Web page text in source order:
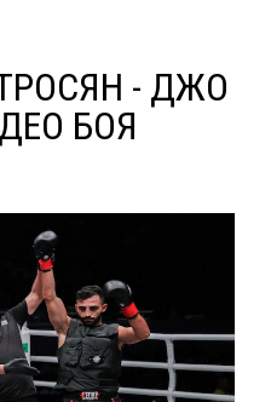
- ДЖО
БОЯ